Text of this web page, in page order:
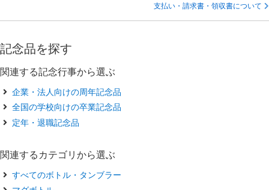
支払い・請求書・領収書について
記念品を探す
関連する記念行事から選ぶ
企業・法人向けの周年記念品
全国の学校向けの卒業記念品
定年・退職記念品
関連するカテゴリから選ぶ
すべてのボトル・タンブラー